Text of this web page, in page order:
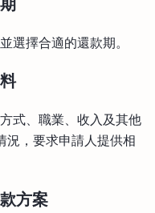
選擇合適的還款期。
式、職業、收入及其他
況，要求申請人提供相
方案